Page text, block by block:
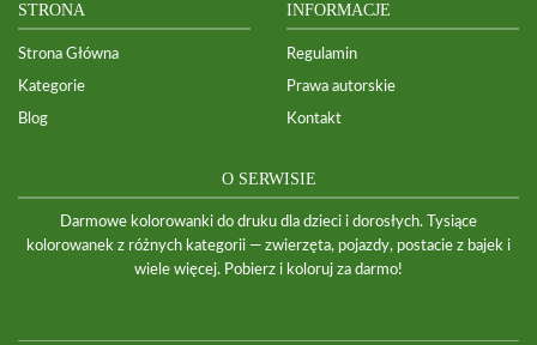
STRONA
Strona Główna
Kategorie
Blog
INFORMACJE
Regulamin
Prawa autorskie
Kontakt
O SERWISIE
Darmowe kolorowanki do druku dla dzieci i dorosłych. Tysiące
kolorowanek z różnych kategorii — zwierzęta, pojazdy, postacie z bajek i
wiele więcej. Pobierz i koloruj za darmo!